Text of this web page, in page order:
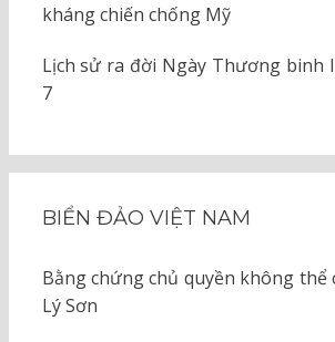
kháng chiến chống Mỹ
Lịch sử ra đời Ngày Thương binh
7
BIỂN ĐẢO VIỆT NAM
Bằng chứng chủ quyền không thể
Lý Sơn